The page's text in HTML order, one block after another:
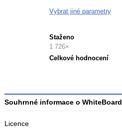
Vybrat jiné parametry
Staženo
1 726×
Celkové hodnocení
Souhrnné informace o WhiteBoard
Licence